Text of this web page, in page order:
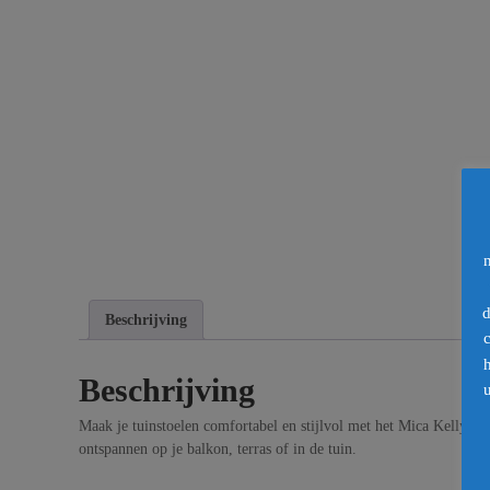
Beschrijving
Beschrijving
Maak je tuinstoelen comfortabel en stijlvol met het Mica Kelly
ontspannen op je balkon, terras of in de tuin.